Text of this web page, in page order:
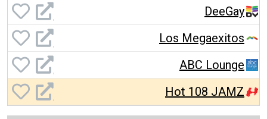
DeeGay
Los Megaexitos
ABC Lounge
Hot 108 JAMZ